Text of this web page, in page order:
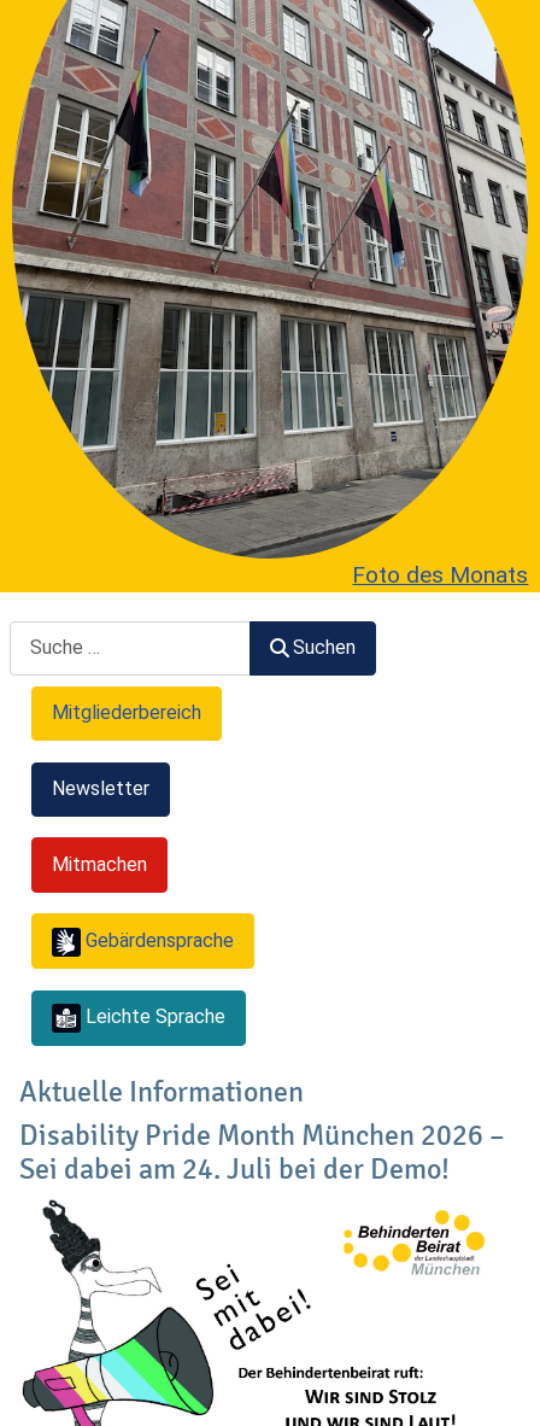
Foto des Monats
Suchen
Suchen
Mitgliederbereich
Newsletter
Mitmachen
Gebärdensprache
Leichte Sprache
Aktuelle Informationen
Disability Pride Month München 2026 –
Sei dabei am 24. Juli bei der Demo!